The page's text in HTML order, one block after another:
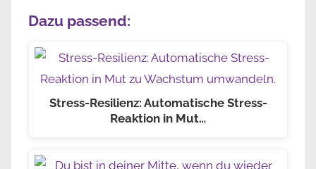
Dazu passend:
Stress-Resilienz: Automatische Stress-
Reaktion in Mut…